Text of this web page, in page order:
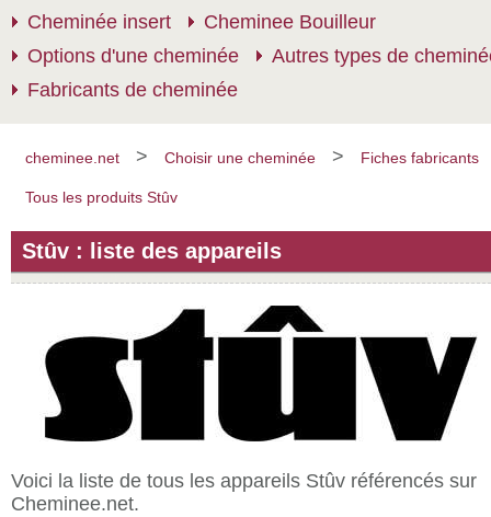
Cheminée insert
Cheminee Bouilleur
Options d'une cheminée
Autres types de
Fabricants de cheminée
cheminee.net > Choisir une cheminée > Fiches fabricants
Tous les produits Stûv
Stûv : liste des appareils
Voici la liste de tous les appareils Stûv référencés sur
Cheminee.net.